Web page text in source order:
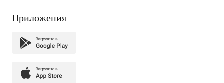
Приложения